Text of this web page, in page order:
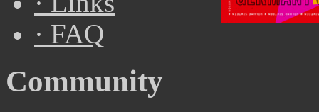
· FAQ
Community